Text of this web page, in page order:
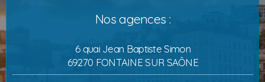
Nos agences :
6 quai Jean Baptiste Simon
69270 FONTAINE SUR SAÔNE